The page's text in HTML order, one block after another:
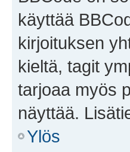
käyttää
kirjoituksen
kieltä, tagit
tarjoaa myös
näyttää.
Ylös